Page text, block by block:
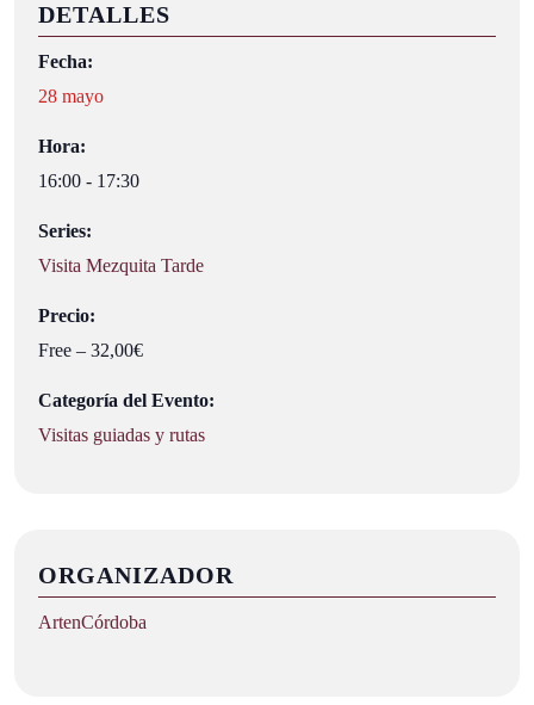
DETALLES
Fecha:
28 mayo
Hora:
16:00 - 17:30
Series:
Visita Mezquita Tarde
Precio:
Free – 32,00€
Categoría del Evento:
Visitas guiadas y rutas
ORGANIZADOR
ArtenCórdoba